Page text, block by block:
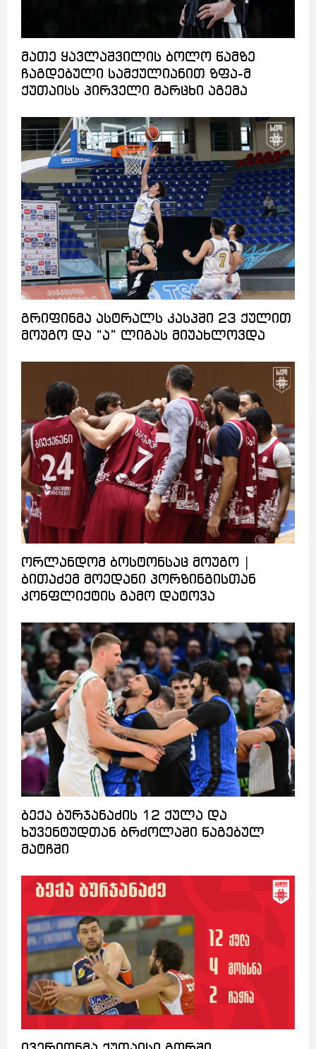
მათე ყავლაშვილის ბოლო წამზე
ჩაგდებული სამქულიანით ზფა-მ
ქუთაისს პირველი მარცხი აგემა
გრიფინმა ასტრალს კასპში 23 ქულით
მოუგო და “ა” ლიგას მიუახლოვდა
ორლანდომ ბოსტონსაც მოუგო |
ბითაძემ მოედანი პორზინგისთან
კონფლიქტის გამო დატოვა
ბექა ბურჯანაძის 12 ქულა და
ხუვენტუდთან ბრძოლაში წაგებულ
მატჩში